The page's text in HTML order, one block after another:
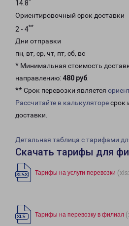
14.8
Ориентировочный срок доставки
2 - 4**
Дни отправки
пн, вт, ср, чт, пт, сб, вс
* Минимальная стоимость
направлению: 480 руб.
** Срок перевозки является
Рассчитайте в калькуляторесрок
доставки.
Детальная таблица с тарифами
Скачать тарифы для
Тарифы на услуги перевозки
Тарифы на перевозку в филиал